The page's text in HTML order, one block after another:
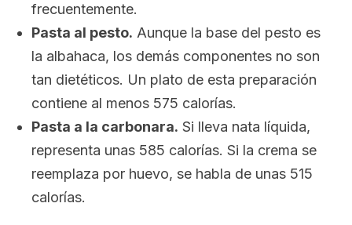
frecuentemente.
Pasta al pesto. Aunque la base del pesto es
la albahaca, los demás componentes no son
tan dietéticos. Un plato de esta preparación
contiene al menos 575 calorías.
Pasta a la carbonara. Si lleva nata líquida,
representa unas 585 calorías. Si la crema se
reemplaza por huevo, se habla de unas 515
calorías.